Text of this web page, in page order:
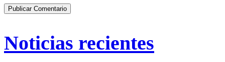
Noticias recientes